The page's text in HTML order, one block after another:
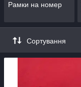
Рамки на номер
Сортування